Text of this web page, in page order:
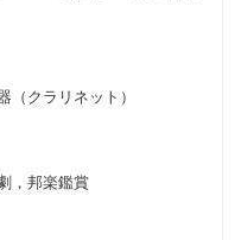
クラリネット）
，邦楽鑑賞